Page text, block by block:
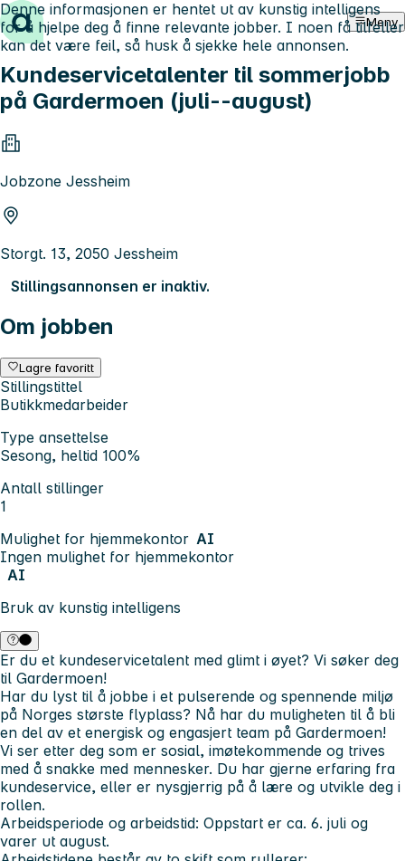
Hopp til innhold Meny
Kundeservicetalenter til sommerjobb
på Gardermoen (juli--august)
Jobzone Jessheim
Storgt. 13, 2050 Jessheim
Stillingsannonsen er inaktiv.
Om jobben
Lagre favoritt
Stillingstittel
Butikkmedarbeider
Type ansettelse
Sesong, heltid 100%
Antall stillinger
1
Mulighet for hjemmekontor AI
Ingen mulighet for hjemmekontor
AI
Bruk av kunstig intelligens
Denne informasjonen er hentet ut av kunstig intelligens
for å hjelpe deg å finne relevante jobber. I noen få tilfeller
kan det være feil, så husk å sjekke hele annonsen.
Er du et kundeservicetalent med glimt i øyet? Vi søker deg
til Gardermoen!
Har du lyst til å jobbe i et pulserende og spennende miljø
på Norges største flyplass? Nå har du muligheten til å bli
en del av et energisk og engasjert team på Gardermoen!
Vi ser etter deg som er sosial, imøtekommende og trives
med å snakke med mennesker. Du har gjerne erfaring fra
kundeservice, eller er nysgjerrig på å lære og utvikle deg i
rollen.
Arbeidsperiode og arbeidstid: Oppstart er ca. 6. juli og
varer ut august.